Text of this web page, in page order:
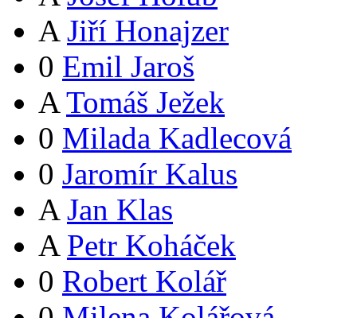
A Jiří Honajzer
0 Emil Jaroš
A Tomáš Ježek
0 Milada Kadlecová
0 Jaromír Kalus
A Jan Klas
A Petr Koháček
0 Robert Kolář